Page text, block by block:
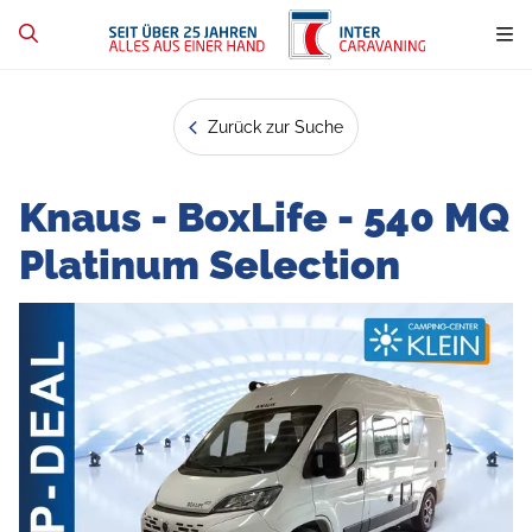
Zurück zur Suche
Knaus - BoxLife - 540 MQ
Platinum Selection